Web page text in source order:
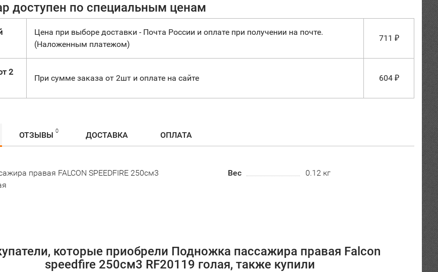
доступен по специальным ценам
Цена при выборе доставки - Почта России и оплате при получении на почте.
(Наложенным платежом)
711 ₽
2
При сумме заказа от 2шт и оплате на сайте 604 ₽
ОТЗЫВЫ 0 ДОСТАВКА ОПЛАТА
правая FALCON SPEEDFIRE 250см3
Вес 0.12 кг
которые приобрели Подножка пассажира правая Falcon
speedfire 250см3 RF20119 голая, также купили